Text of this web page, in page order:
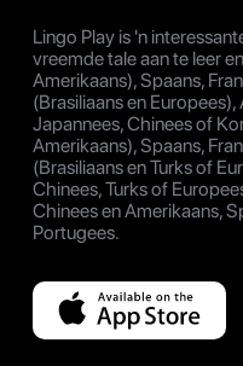
Lingo Play is 'n
vreemde tale aan te leer
Amerikaans), Spaans,
(Brasiliaans en Europees),
Japannees, Chinees of
Amerikaans), Spaans,
(Brasiliaans en Turks of
Chinees, Turks of
Chinees en Amerikaans,
Portugees.